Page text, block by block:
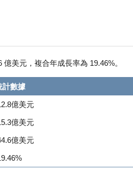
美元，複合年成長率為 19.46%。
計數據
億美元
億美元
億美元